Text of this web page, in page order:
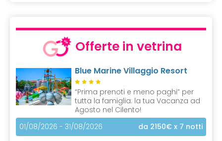
Offerte in vetrina
Blue Marine Villaggio Resort
“Prima prenoti e meno paghi” per
tutta la famiglia: la tua Vacanza ad
Agosto nel Cilento!
01/08/2026 - 31/08/2026
da 2150€ x 7 notti